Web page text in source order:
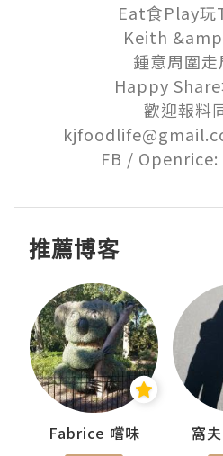
Eat食Play玩
Keith
鍾意周圍走
Happy
FB /
推薦博客
Fabrice 嚐味 窩